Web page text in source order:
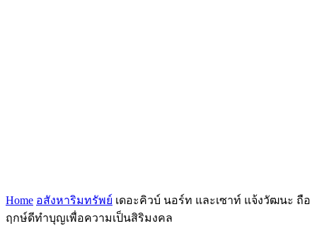
Home อสังหาริมทรัพย์ เดอะคิวบ์ นอร์ท และเซาท์ แจ้งวัฒนะ ถือ
ฤกษ์ดีทำบุญเพื่อความเป็นสิริมงคล